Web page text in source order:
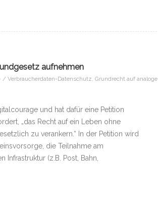
aufnehmen
Verbraucherdaten-Datenschutz, Grundrecht auf analoge
und hat dafür eine Petition
„das Recht auf ein Leben ohne
zu verankern.“ In der Petition wird
die Teilnahme am
(z.B. Post, Bahn,